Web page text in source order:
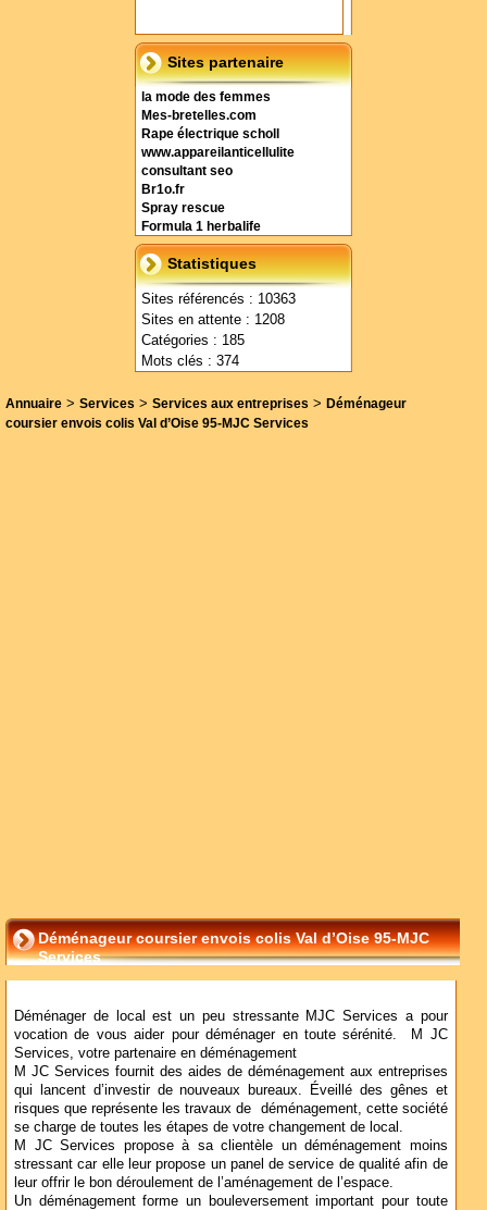
Sites partenaire
la mode des femmes
Mes-bretelles.com
Rape électrique scholl
www.appareilanticellulite
consultant seo
Br1o.fr
Spray rescue
Formula 1 herbalife
Statistiques
Sites référencés : 10363
Sites en attente : 1208
Catégories : 185
Mots clés : 374
Annuaire > Services > Services aux entreprises > Déménageur
coursier envois colis Val d’Oise 95-MJC Services
Déménageur coursier envois colis Val d’Oise 95-MJC
Services
Déménager de local est un peu stressante MJC Services a pour
vocation de vous aider pour déménager en toute sérénité. M JC
Services, votre partenaire en déménagement
M JC Services fournit des aides de déménagement aux entreprises
qui lancent d’investir de nouveaux bureaux. Éveillé des gênes et
risques que représente les travaux de déménagement, cette société
se charge de toutes les étapes de votre changement de local.
M JC Services propose à sa clientèle un déménagement moins
stressant car elle leur propose un panel de service de qualité afin de
leur offrir le bon déroulement de l’aménagement de l’espace.
Un déménagement forme un bouleversement important pour toute